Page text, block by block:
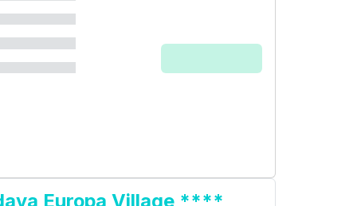
Europa Village ****